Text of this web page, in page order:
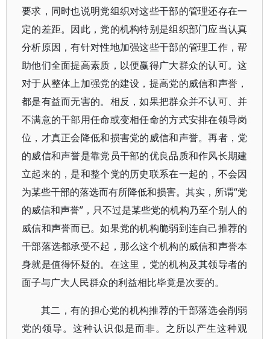
要求，同时也说明党组织对这些干部的管理还存在一
定的差距。因此，党的机构特别是组织部门应当认真
分析原因，有针对性地加强这些干部的管理工作，帮
助他们全面提高素质，以便赢得广大群众的认可。这
对于从整体上加强党的建设，提高党的威信和声誉，
都是有益而无害的。相反，如果把群众并不认可、并
不满意的干部用任命或变相任命的方式安排在领导岗
位，才真正会降低和损害党的威信和声誉。再者，党
的威信和声誉是靠党员干部的优良品质和作风长期建
立起来的，是和整个党的历史联系在一起的，不会因
为某些干部的落选而有所降低和损害。其实，所谓“党
的威信和声誉”，只不过是某些党的机构乃至个别人的
威信和声誉而已。如果党的机构脆弱到连自己推荐的
干部落选都承受不起，那么这个机构的威信和声誉本
身就是值得怀疑的。在这里，党的机构及其领导者的
面子与广大人民群众的利益相比毕竟是次要的。
其二，有的担心党的机构推荐的干部落选会削弱
党的领导。这种认识似是而非。之所以产生这种观